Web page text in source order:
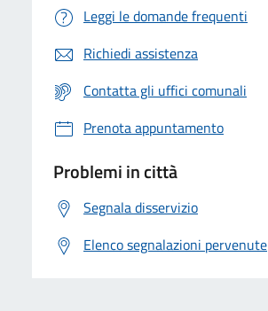
Leggi le domande frequenti
Richiedi assistenza
Contatta gli uffici comunali
Prenota appuntamento
Problemi in città
Segnala disservizio
Elenco segnalazioni pervenute